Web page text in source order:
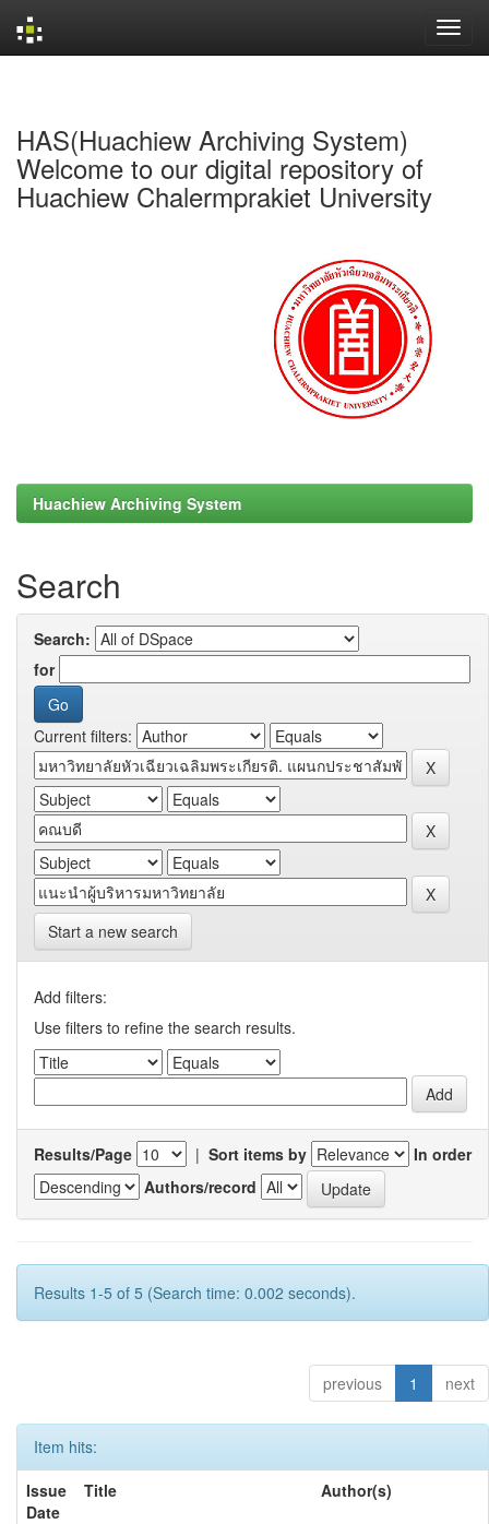
HAS(Huachiew Archiving System)
Welcome to our digital repository of
Huachiew Chalermprakiet University
Huachiew Archiving System
Search
Search:
for
Current filters:
Start a new search
Add filters:
Use filters to refine the search results.
Results/Page | Sort items by
In order
Authors/record
Results 1-5 of 5 (Search time: 0.002 seconds).
previous 1 next
Item hits:
Issue
Date
Title Author(s)